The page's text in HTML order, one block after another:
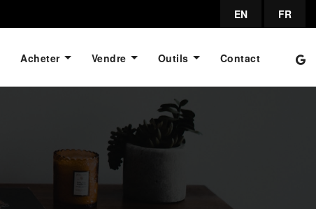
EN FR
Acheter Vendre Outils Contact